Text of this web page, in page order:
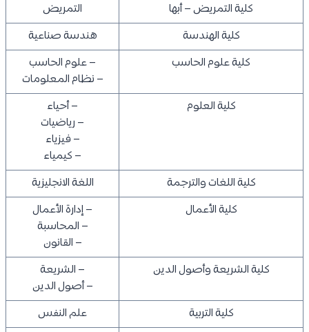
كلية التمريض – أبها
التمريض
كلية الهندسة
هندسة صناعية
كلية علوم الحاسب
– علوم الحاسب
– نظام المعلومات
كلية العلوم
– أحياء
– رياضيات
– فيزياء
– كيمياء
كلية اللغات والترجمة
اللغة الانجليزية
كلية الأعمال
– إدارة الأعمال
– المحاسبة
– القانون
كلية الشريعة وأصول الدين
– الشريعة
– أصول الدين
كلية التربية
علم النفس